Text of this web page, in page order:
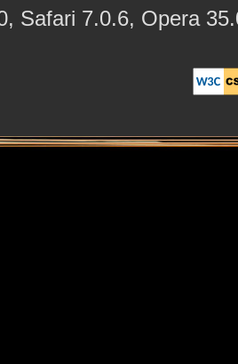
Safari 7.0.6, Opera